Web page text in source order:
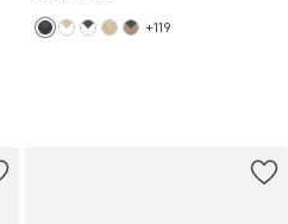
+119